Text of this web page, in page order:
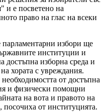
и е посветено на
право на глас на всеки
парламентарни избори ще
институции и
достъпна изборна среда и
хората с увреждания.
от достъпна
и физически помощни
на вота и правото на
от институцията.